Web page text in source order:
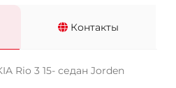
Контакты
Rio 3 15- седан Jorden